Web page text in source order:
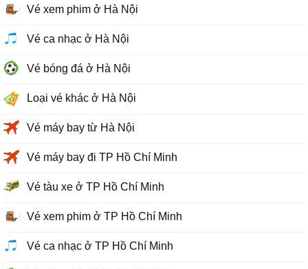
Vé xem phim ở Hà Nội
Vé ca nhạc ở Hà Nội
Vé bóng đá ở Hà Nội
Loại vé khác ở Hà Nội
Vé máy bay từ Hà Nội
Vé máy bay đi TP Hồ Chí Minh
Vé tàu xe ở TP Hồ Chí Minh
Vé xem phim ở TP Hồ Chí Minh
Vé ca nhạc ở TP Hồ Chí Minh